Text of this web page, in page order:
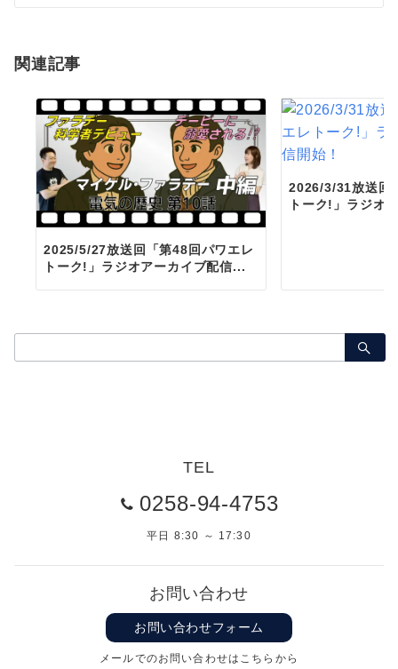
シ
ン
関連記事
2025/5/27放送回「第48回パワエレ
トーク!」ラジオアーカイブ配信...
2026/3/31放送回
トーク!」ラジオ
索：
TEL
0258-94-4753
平日 8:30 ～ 17:30
お問い合わせ
お問い合わせフォーム
メールでのお問い合わせはこちらから